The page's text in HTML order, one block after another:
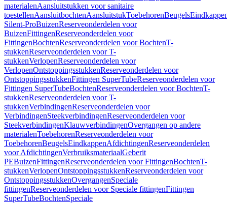
materialenAansluitstukken voor sanitaire
toestellenAansluitbochtenAansluitstukToebehorenBeugels
Silent-ProBuizenReserveonderdelen voor
BuizenFittingenReserveonderdelen voor
FittingenBochtenReserveonderdelen voor BochtenT-
stukkenReserveonderdelen voor T-
stukkenVerlopenReserveonderdelen voor
VerlopenOntstoppingsstukkenReserveonderdelen voor
OntstoppingsstukkenFittingen SuperTubeReserveonderdelen voor
Fittingen SuperTubeBochtenReserveonderdelen voor BochtenT-
stukkenReserveonderdelen voor T-
stukkenVerbindingenReserveonderdelen voor
VerbindingenSteekverbindingenReserveonderdelen voor
SteekverbindingenKlauwverbindingenOvergangen op andere
materialenToebehorenReserveonderdelen voor
ToebehorenBeugelsEindkappenAfdichtingenReserveonderdelen
voor AfdichtingenVerbruiksmateriaalGeberit
PEBuizenFittingenReserveonderdelen voor FittingenBochtenT-
stukkenVerlopenOntstoppingsstukkenReserveonderdelen voor
OntstoppingsstukkenOvergangenSpeciale
fittingenReserveonderdelen voor Speciale fittingenFittingen
SuperTubeBochtenSpeciale